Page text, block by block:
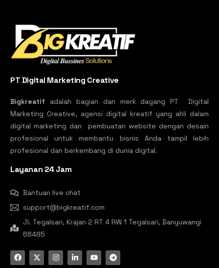
PT Digital Marketing Creative
Bigkreatif adalah bagian dan merk dagang PT Digital
Marketing Creative, agensi digital kreatif yang ahli dalam
digital marketing dan pembuatan website dengan desain
profesional untuk membantu bisnis Anda tampil lebih
profesional dan berkembang di dunia digital.
Layanan 24 Jam
Bantuan live chat
support@bigkreatif.com
Jl. Tegalsari, Krajan 2 RT 4 RW 1 Tegalsari, Banyuwangi
68485